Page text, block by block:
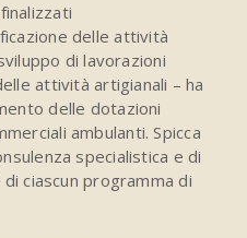
delle attività
di lavorazioni
attività artigianali – ha
delle dotazioni
ambulanti. Spicca
specialistica e di
ciascun programma di